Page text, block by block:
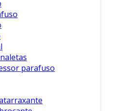
tipos de metais,
alumínio e ligas
a diferentes
: Devido ao controle
esses
resistência à tração e à
parafuso